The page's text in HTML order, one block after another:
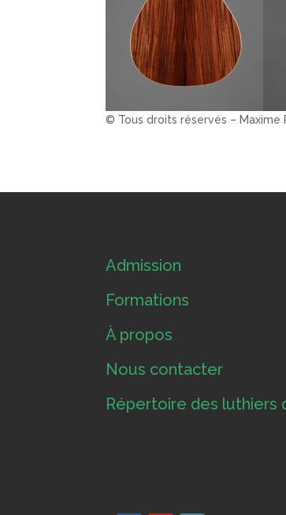
© Tous droits réservés – Maxime
Admission
Formations
À propos
Nous contacter
Répertoire des luthiers